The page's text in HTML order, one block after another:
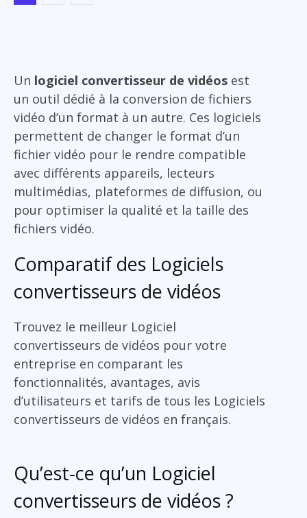
Un logiciel convertisseur de vidéos est
un outil dédié à la conversion de fichiers
vidéo d’un format à un autre. Ces logiciels
permettent de changer le format d’un
fichier vidéo pour le rendre compatible
avec différents appareils, lecteurs
multimédias, plateformes de diffusion, ou
pour optimiser la qualité et la taille des
fichiers vidéo.
Comparatif des Logiciels
convertisseurs de vidéos
Trouvez le meilleur Logiciel
convertisseurs de vidéos pour votre
entreprise en comparant les
fonctionnalités, avantages, avis
d’utilisateurs et tarifs de tous les Logiciels
convertisseurs de vidéos en français.
Qu’est-ce qu’un Logiciel
convertisseurs de vidéos ?